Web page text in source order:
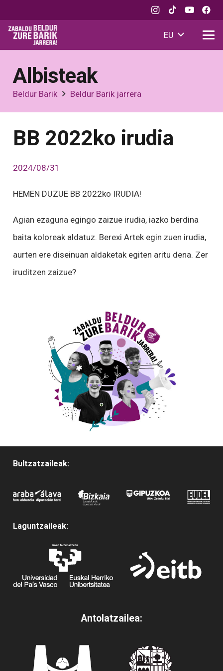
EU
Albisteak
Beldur Barik Beldur Barik jarrera
BB 2022ko irudia
2024/08/31
HEMEN DUZUE BB 2022ko IRUDIA!
Agian ezaguna egingo zaizue irudia, iazko berdina
baita koloreak aldatuz. Berexi Artek egin zuen irudia,
aurten ere diseinuan aldaketak egiten aritu dena. Zer
iruditzen zaizue?
Bultzatzaileak:
Laguntzaileak:
Antolatzailea: